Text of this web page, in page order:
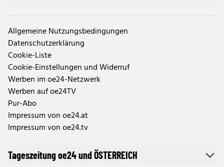
Allgemeine Nutzungsbedingungen
Datenschutzerklärung
Cookie-Liste
Cookie-Einstellungen und Widerruf
Werben im oe24-Netzwerk
Werben auf oe24TV
Pur-Abo
Impressum von oe24.at
Impressum von oe24.tv
Tageszeitung oe24 und ÖSTERREICH